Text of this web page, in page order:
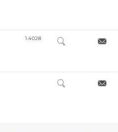
1.4028